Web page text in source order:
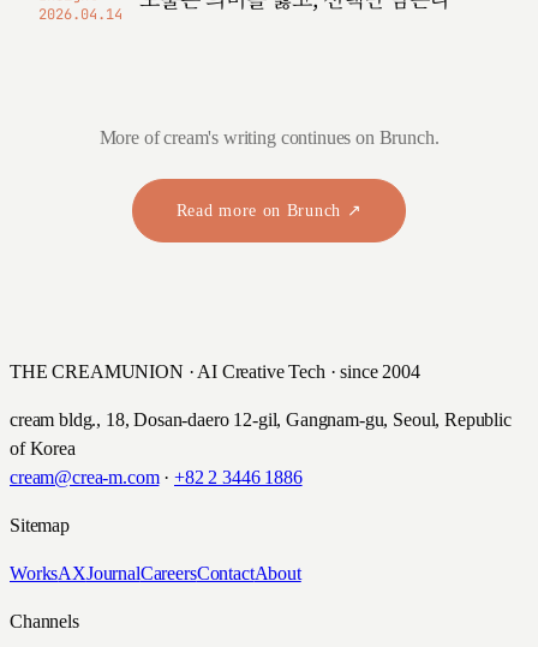
2026.04.14
More of cream's writing continues on Brunch.
Read more on Brunch ↗
THE CREAMUNION · AI Creative Tech · since 2004
cream bldg., 18, Dosan-daero 12-gil, Gangnam-gu, Seoul, Republic
of Korea
cream@crea-m.com· +82 2 3446 1886
Sitemap
WorksAXJournalCareersContactAbout
Channels